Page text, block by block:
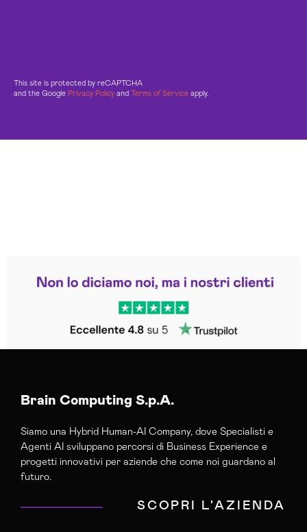
This site is protected by reCAPTCHA
and the Google Privacy Policy and Terms of Service apply.
Trustpilot
Brain Computing S.p.A.
Siamo una Hybrid Human-AI Company, dove Specialisti e
Agenti AI sviluppano percorsi di Business Experience e
progetti innovativi per aziende che come noi guardano al
futuro.
SCOPRI L'AZIENDA